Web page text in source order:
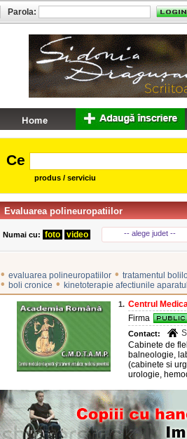
Ce
produs / serviciu
Evaluarea polineuropatiilor
Numai cu: foto video -- alege judet --
• evaluarea polineuropatiilor • tratamentul
• boli cronice • kinetoterapie afectiunile
1. Centrul
Firma
Contact:
Cabinete de
balneologie,
(cabinete si
urologie,
Parola: